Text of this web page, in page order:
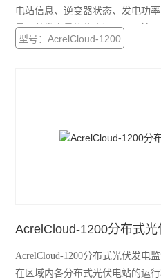
电站信息、逆变器状态、发电功
量、总发电量等信息）。显示接
量、发电量信息、减少碳排放以及
型号：AcrelCloud-1200
AcrelCloud-1200分布式
AcrelCloud-1200分布式光伏发电
在区域内各分布式光伏电站的运